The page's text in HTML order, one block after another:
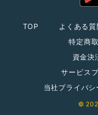
TOP よくある質
特定商
資金決
サービス
当社プライバシ
©